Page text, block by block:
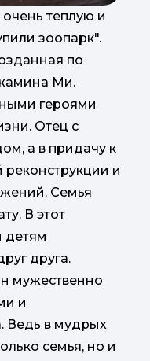
теплую и
зоопарк".
по
Ми.
героями
Отец с
а в придачу к
и
Семья
В этот
детям
друга.
мужественно
и
Ведь в мудрых
семья, но и